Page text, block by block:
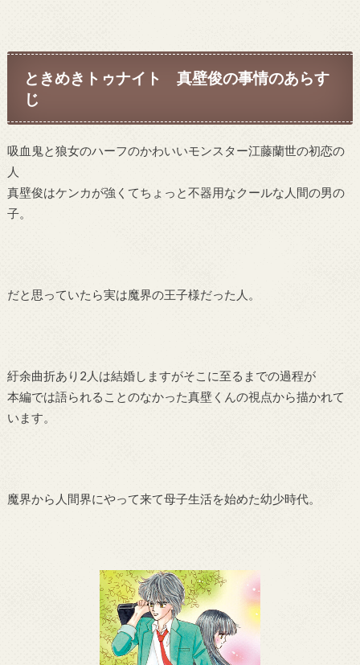
ときめきトゥナイト 真壁俊の事情のあらす
じ
吸血鬼と狼女のハーフのかわいいモンスター江藤蘭世の初恋の
人
真壁俊はケンカが強くてちょっと不器用なクールな人間の男の
子。
だと思っていたら実は魔界の王子様だった人。
紆余曲折あり2人は結婚しますがそこに至るまでの過程が
本編では語られることのなかった真壁くんの視点から描かれて
います。
魔界から人間界にやって来て母子生活を始めた幼少時代。